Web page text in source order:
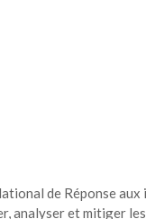
de Réponse
analyser et mitiger